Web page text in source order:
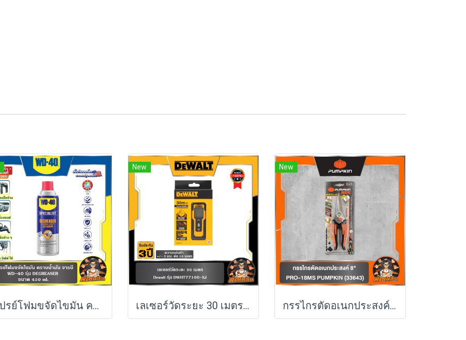
สเปรย์โฟมขจัดไขมัน คราบน้ำมัน จารบี WD-40 SPECIALIST ขนาด 450 ml.
New
เลเซอร์วัดระยะ 30 เมตร Dewalt (DWHT77100-XJ)
New
กรรไกรตัดอเนกประสงค์ 8" PRO-18MS PUMPKIN (33643)